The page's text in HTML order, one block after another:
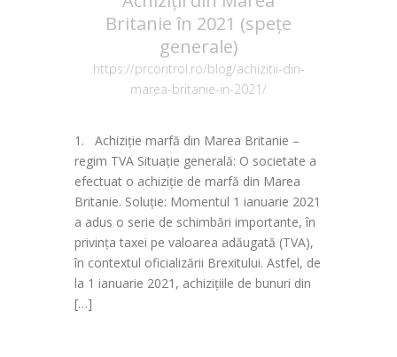
Britanie în 2021 (spețe
generale)
https://prcontrol.ro/blog/achizitii-din-
marea-britanie-in-2021/
1. Achiziție marfă din Marea Britanie –
regim TVA Situație generală: O societate a
efectuat o achiziție de marfă din Marea
Britanie. Soluție: Momentul 1 ianuarie 2021
a adus o serie de schimbări importante, în
privința taxei pe valoarea adăugată (TVA),
în contextul oficializării Brexitului. Astfel, de
la 1 ianuarie 2021, achizițiile de bunuri din
[…]